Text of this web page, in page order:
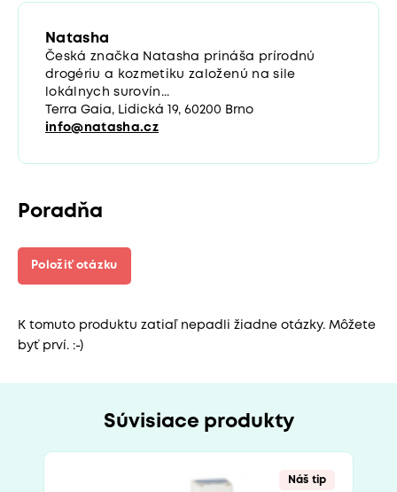
Natasha
Česká značka Natasha prináša prírodnú
drogériu a kozmetiku založenú na sile
lokálnych surovín...
Terra Gaia, Lidická 19, 60200 Brno
info@natasha.cz
Poradňa
Položiť otázku
K tomuto produktu zatiaľ nepadli žiadne otázky. Môžete
byť prví. :-)
Súvisiace produkty
Náš tip